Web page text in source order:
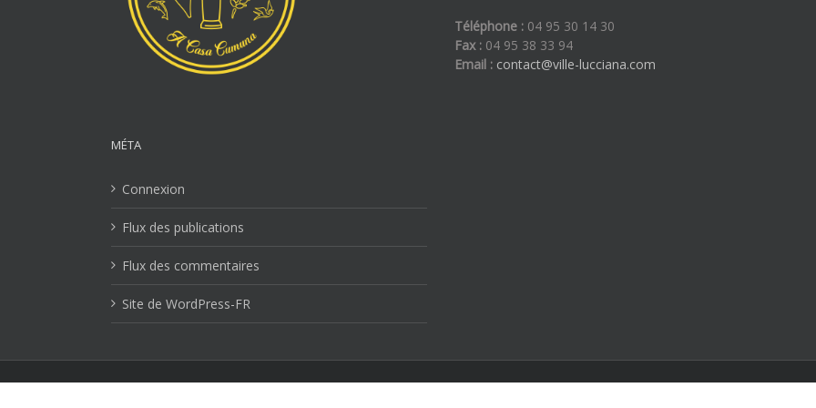
MÉTA
Connexion
Flux des publications
Flux des commentaires
Site de WordPress-FR
Téléphone :04 95 30 14 30
Fax :04 95 38 33 94
Email : contact@ville-lucciana.com